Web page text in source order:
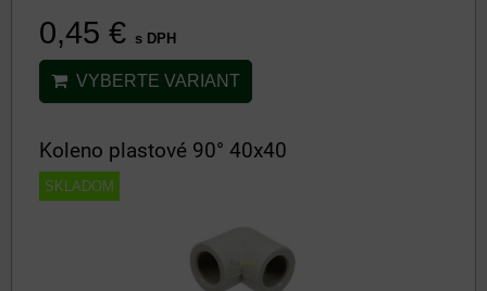
0,45 € s DPH
VYBERTE VARIANT
Koleno plastové 90° 40x40
SKLADOM